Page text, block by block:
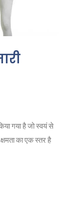
गया है जो स्वयं से
का एक स्तर है